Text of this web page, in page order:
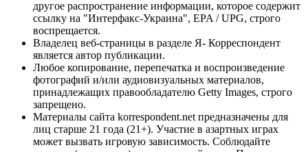
другое распространение информации, которое содержит
ссылку на "Интерфакс-Украина", EPA / UPG, строго
воспрещается.
Владелец веб-страницы в разделе Я- Корреспондент
является автор публикации.
Любое копирование, перепечатка и воспроизведение
фотографий и/или аудиовизуальных материалов,
принадлежащих правообладателю Getty Images, строго
запрещено.
Материалы сайта korrespondent.net предназначены для
лиц старше 21 года (21+). Участие в азартных играх
может вызвать игровую зависимость. Соблюдайте